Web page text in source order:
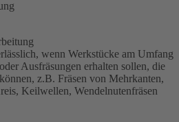
wenn Werkstücke am Umfang
Ausfräsungen erhalten sollen, die
z.B. Fräsen von Mehrkanten,
Keilwellen, Wendelnutenfräsen